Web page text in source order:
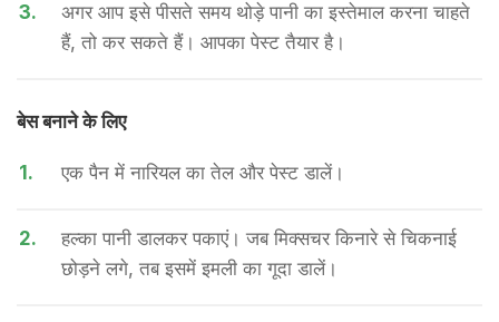
3.
अगर आप इसे पीसते समय थोड़े पानी का इस्तेमाल करना चाहते
हैं, तो कर सकते हैं। आपका पेस्ट तैयार है।
बेस बनाने के लिए
1. एक पैन में नारियल का तेल और पेस्ट डालें।
2.
हल्का पानी डालकर पकाएं। जब मिक्सचर किनारे से चिकनाई
छोड़ने लगे, तब इसमें इमली का गूदा डालें।